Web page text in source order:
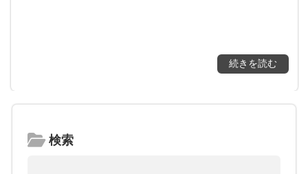
続きを読む
検索